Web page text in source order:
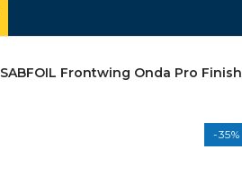
SABFOIL Frontwing Onda Pro Finish
-35%